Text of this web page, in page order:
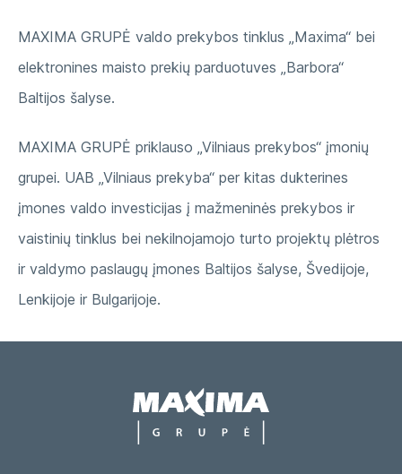
MAXIMA GRUPĖ valdo prekybos tinklus „Maxima“ bei
elektronines maisto prekių parduotuves „Barbora“
Baltijos šalyse.
MAXIMA GRUPĖ priklauso „Vilniaus prekybos“ įmonių
grupei. UAB „Vilniaus prekyba“ per kitas dukterines
įmones valdo investicijas į mažmeninės prekybos ir
vaistinių tinklus bei nekilnojamojo turto projektų plėtros
ir valdymo paslaugų įmones Baltijos šalyse, Švedijoje,
Lenkijoje ir Bulgarijoje.